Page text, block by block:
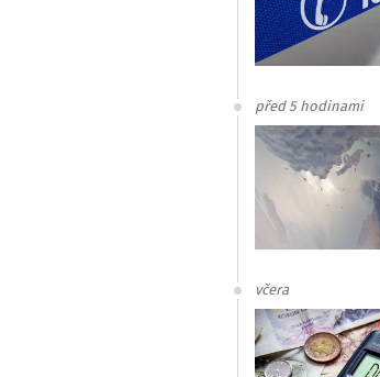
před 5 hodinami
včera